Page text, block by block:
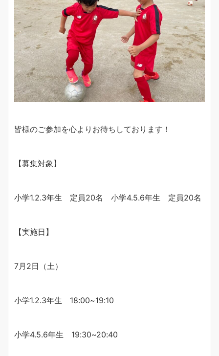
皆様のご参加を心よりお待ちしております！
【募集対象】
小学1.2.3年生 定員20名 小学4.5.6年生 定員20名
【実施日】
7月2日（土）
小学1.2.3年生 18:00~19:10
小学4.5.6年生 19:30~20:40